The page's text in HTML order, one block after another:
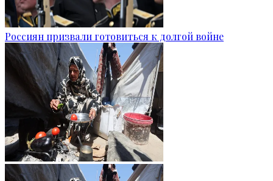
Россиян призвали готовиться к долгой войне